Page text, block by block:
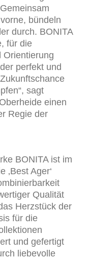
bündeln
durch. BONITA
für die
Orientierung
perfekt und
sagt
einen
Regie der
BONITA ist im
‚Best Ager‘
Qualität
Herzstück der
für die
und gefertigt
liebevolle